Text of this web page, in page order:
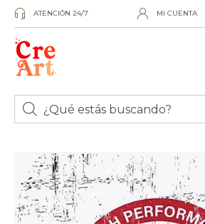
ATENCIÓN 24/7 MI CUENTA